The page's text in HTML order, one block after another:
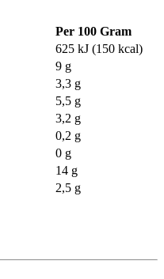
Per 100 Gram
625 kJ (150 kcal)
9 g
3,3 g
5,5 g
3,2 g
0,2 g
0 g
14 g
2,5 g